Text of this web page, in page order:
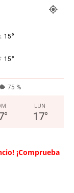
15°
15°
75 %
°
LUN
17°
¡Comprueba